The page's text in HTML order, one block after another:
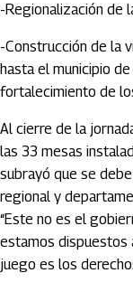
-Regionalización de
-Construcción de la
hasta el municipio
fortalecimiento de
Al cierre de la
las 33 mesas
subrayó que se
regional y
“Este no es el
estamos dispuestos
juego es los